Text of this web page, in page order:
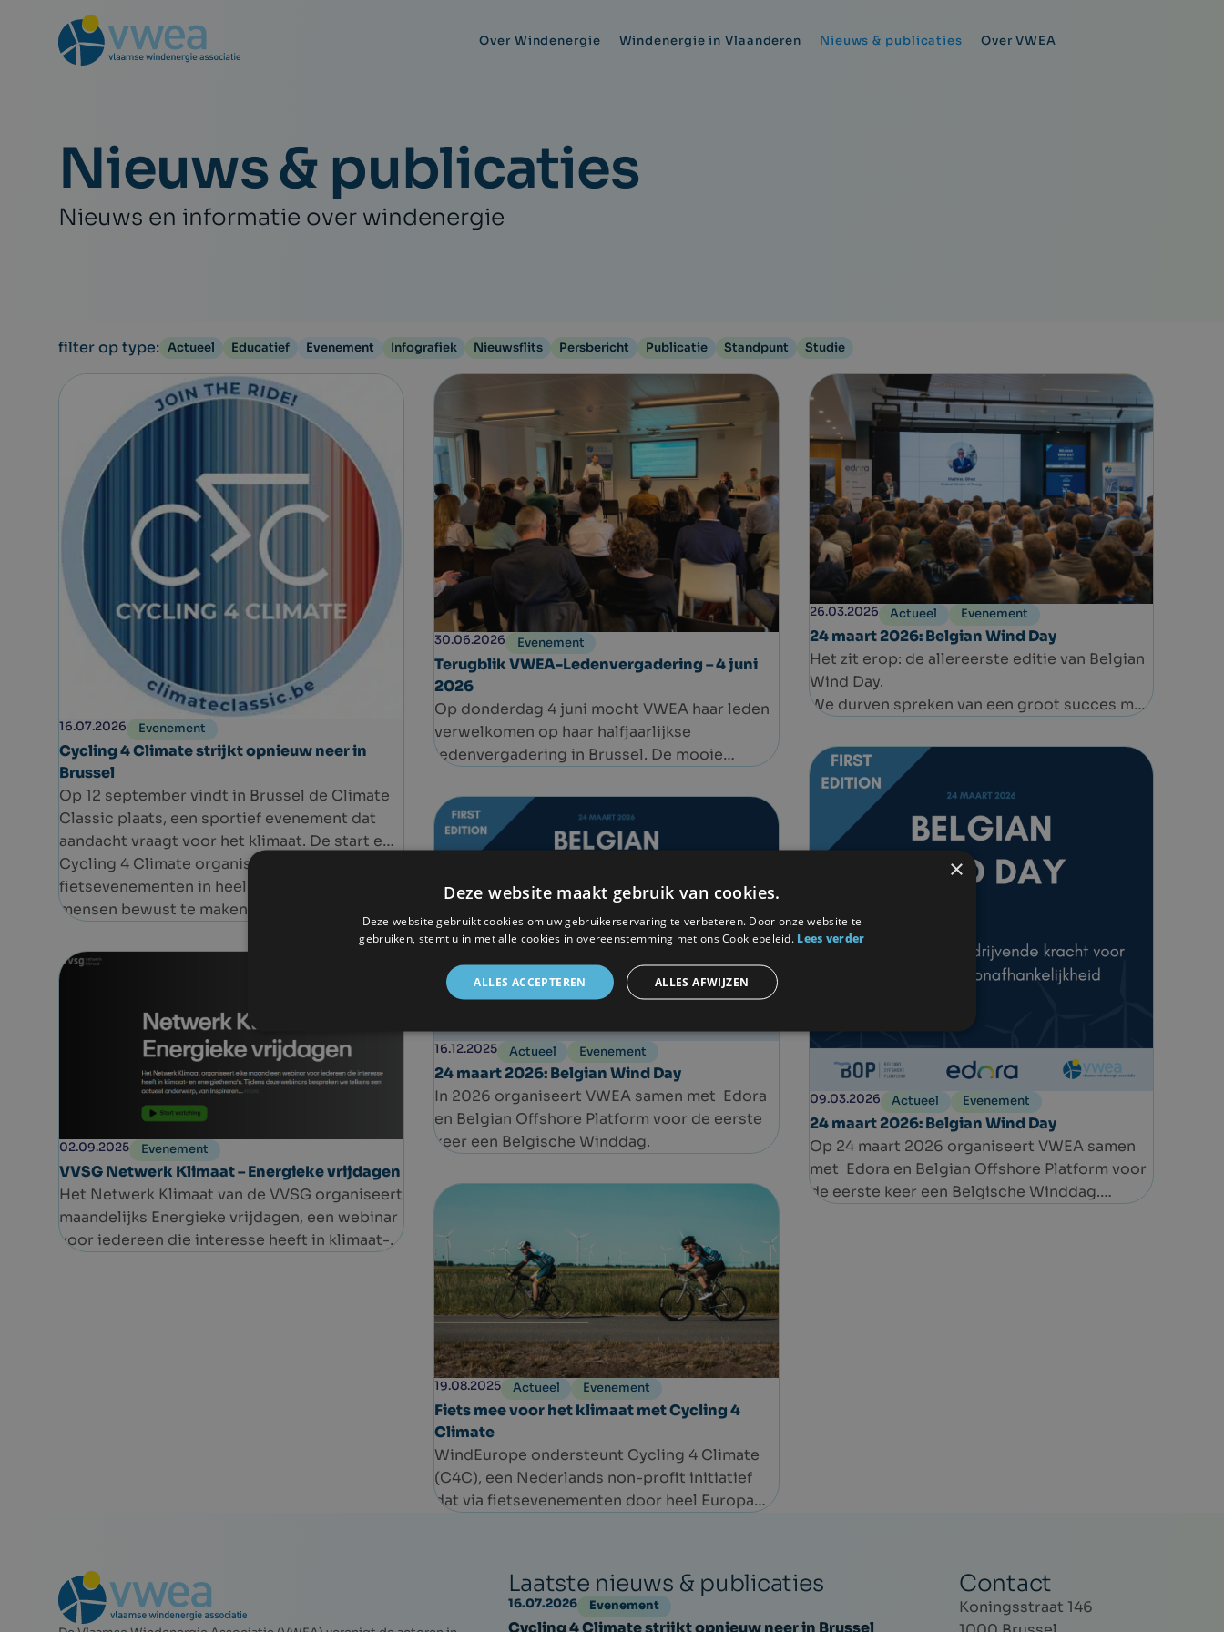
Over Windenergie Windenergie in Vlaanderen Nieuws & publicaties Over VWEA
Nieuws & publicaties
Nieuws en informatie over windenergie
filter op type: Actueel Educatief Evenement Infografiek Nieuwsflits Persbericht Publicatie Standpunt Studie
16.07.2026 Evenement
Cycling 4 Climate strijkt opnieuw neer in
Brussel
Op 12 september vindt in Brussel de Climate
Classic plaats, een sportief evenement dat
aandacht vraagt voor het klimaat. De start en
aankomst bevinden zich in het Jubelpark.
Cycling 4 Climate organiseert
fietsevenementen in heel Europa met als doel
mensen bewust te maken van de
manier in beweging te brengen. Het event
ging ondertussen door op elf verschillende
om de tweede editie.
30.06.2026 Evenement
Terugblik VWEA-Ledenvergadering – 4 juni
2026
Op donderdag 4 juni mocht VWEA haar leden
verwelkomen op haar halfjaarlijkse
ledenvergadering in Brussel. De mooie
betrokkenheid binnen de sector.
26.03.2026 Actueel Evenement
24 maart 2026: Belgian Wind Day
Het zit erop: de allereerste editie van Belgian
Wind Day.
We durven spreken van een groot succes met
zoveel Europese, nationale en regionale
beleidsmakers, academici, juristen en vele
andere belanghebbenden samen te brengen,
samen met onze eigen leden uit de
windsector.
In een context van geopolitieke spanningen,
schommelende energieprijzen en steeds
windenergie belangrijker dan ooit.
Windenergie is geen optie, maar een
strategische noodzaak.
09.03.2026 Actueel Evenement
24 maart 2026: Belgian Wind Day
Op 24 maart 2026 organiseert VWEA samen
met Edora en Belgian Offshore Platform voor
de eerste keer een Belgische Winddag.
16.12.2025 Actueel Evenement
24 maart 2026: Belgian Wind Day
In 2026 organiseert VWEA samen met Edora
en Belgian Offshore Platform voor de eerste
keer een Belgische Winddag.
02.09.2025 Evenement
VVSG Netwerk Klimaat – Energieke vrijdagen
Het Netwerk Klimaat van de VVSG organiseert
maandelijks Energieke vrijdagen, een webinar
voor iedereen die interesse heeft in klimaat-
19.08.2025 Actueel Evenement
Fiets mee voor het klimaat met Cycling 4
Climate
WindEurope ondersteunt Cycling 4 Climate
(C4C), een Nederlands non-profit initiatief
dat via fietsevenementen door heel Europa
evenementen plaats.
Laatste nieuws & publicaties
16.07.2026 Evenement
Cycling 4 Climate strijkt opnieuw neer in Brussel
Contact
Koningsstraat 146
×
Deze website maakt gebruik van cookies.
Deze website gebruikt cookies om uw gebruikerservaring te verbeteren. Door onze website te
gebruiken, stemt u in met alle cookies in overeenstemming met ons Cookiebeleid. Lees verder
ALLES ACCEPTEREN ALLES AFWIJZEN